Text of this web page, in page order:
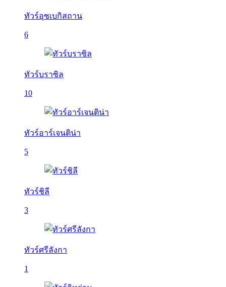
ทัวร์อุซเบกิสถาน
6
ทัวร์บราซิล
10
ทัวร์อาร์เจนติน่า
5
ทัวร์ชิลี
3
ทัวร์ศรีลังกา
1